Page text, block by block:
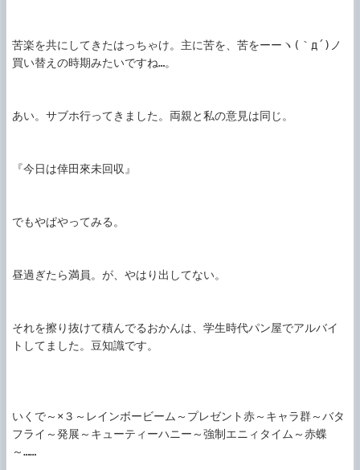
苦楽を共にしてきたはっちゃけ。主に苦を、苦をーーヽ(｀д´)ノ
買い替えの時期みたいですね…。
あい。サブホ行ってきました。両親と私の意見は同じ。
『今日は倖田來未回収』
でもやぱやってみる。
昼過ぎたら満員。が、やはり出してない。
それを擦り抜けて積んでるおかんは、学生時代パン屋でアルバイ
トしてました。豆知識です。
いくで～×３～レインボービーム～プレゼント赤～キャラ群～バタ
フライ～発展～キューティーハニー～強制エニィタイム～赤蝶
～……